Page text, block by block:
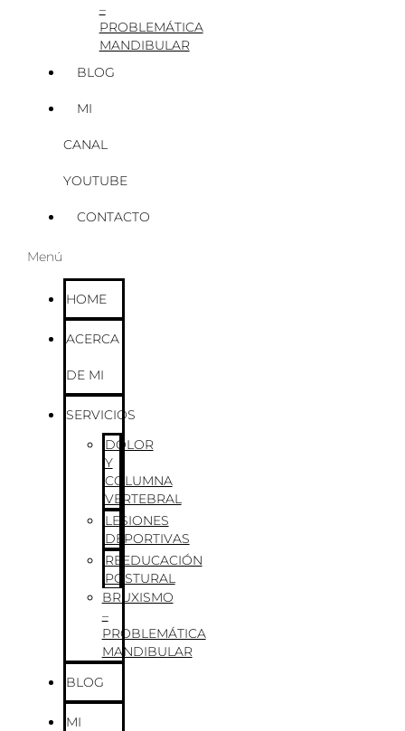
–
PROBLEMÁTICA
MANDIBULAR
BLOG
MI
CANAL
YOUTUBE
CONTACTO
Menú
HOME
ACERCA
DE MI
SERVICIOS
DOLOR
Y
COLUMNA
VERTEBRAL
LESIONES
DEPORTIVAS
REEDUCACIÓN
POSTURAL
BRUXISMO
–
PROBLEMÁTICA
MANDIBULAR
BLOG
MI